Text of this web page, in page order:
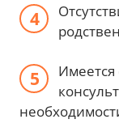
Имеется